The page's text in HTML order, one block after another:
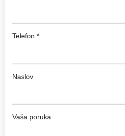
Telefon *
Naslov
Vaša poruka